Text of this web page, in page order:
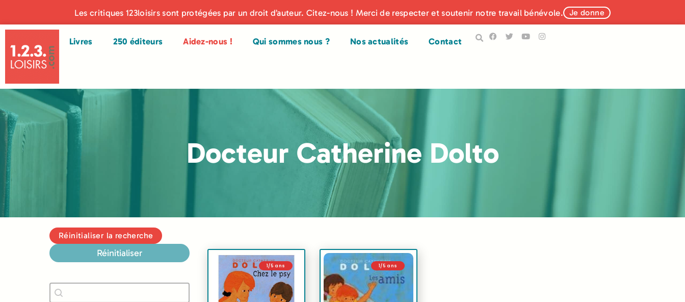
Les critiques 123loisirs sont protégées par un droit d’auteur. Citez-nous ! Merci de respecter et soutenir notre travail bénévole. Je donne
Livres 250 éditeurs Aidez-nous ! Qui sommes nous ? Nos actualités Contact
Docteur Catherine Dolto
Réinitialiser la recherche
Réinitialiser
Recherche
Rechercher
1/5 ans 1/5 ans